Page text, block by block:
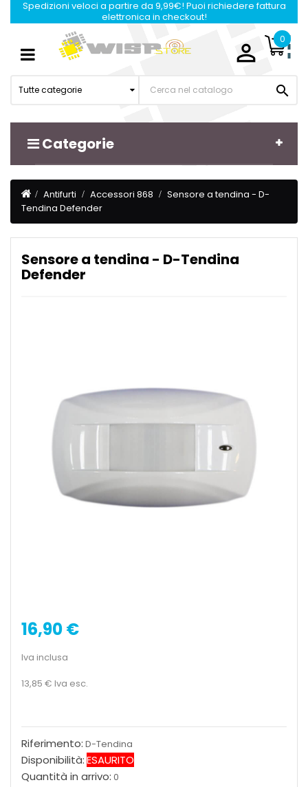
Spedizioni veloci a partire da 9,99€! Puoi richiedere fattura
elettronica in checkout!

0
Tutte categorie 
Categorie
Toggle
Antifurti Accessori 868
Sensore a tendina - D-
Tendina Defender
Sensore a tendina - D-Tendina
Defender
16,90 €
Iva inclusa
13,85 € Iva esc.
Riferimento: D-Tendina
Disponibilità:ESAURITO
Quantità in arrivo: 0